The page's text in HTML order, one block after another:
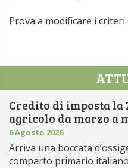
Prova a modificare i criteri
Credito di imposta la
agricolo da marzo a
6 Agosto 2026
Arriva una boccata
comparto primario